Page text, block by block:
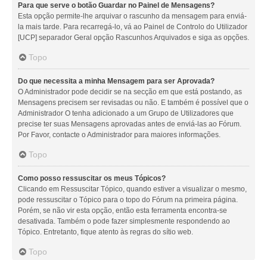
Para que serve o botão Guardar no Painel de Mensagens?
Esta opção permite-lhe arquivar o rascunho da mensagem para enviá-
la mais tarde. Para recarregá-lo, vá ao Painel de Controlo do Utilizador
[UCP] separador Geral opção Rascunhos Arquivados e siga as opções.
Topo
Do que necessita a minha Mensagem para ser Aprovada?
O Administrador pode decidir se na secção em que está postando, as
Mensagens precisem ser revisadas ou não. E também é possível que o
Administrador O tenha adicionado a um Grupo de Utilizadores que
precise ter suas Mensagens aprovadas antes de enviá-las ao Fórum.
Por Favor, contacte o Administrador para maiores informações.
Topo
Como posso ressuscitar os meus Tópicos?
Clicando em Ressuscitar Tópico, quando estiver a visualizar o mesmo,
pode ressuscitar o Tópico para o topo do Fórum na primeira página.
Porém, se não vir esta opção, então esta ferramenta encontra-se
desativada. Também o pode fazer simplesmente respondendo ao
Tópico. Entretanto, fique atento às regras do sítio web.
Topo